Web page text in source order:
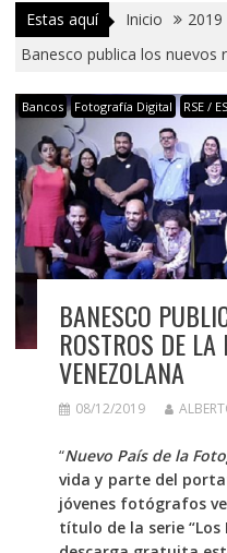
Estas aquí Inicio 2019
Banesco publica los
Bancos Fotografía Digital RSE /
BANESCO
ROSTROS DE LA
VENEZOLANA
08/12/2019
“Nuevo País de la
vida y parte del
jóvenes fotógrafos
título de la serie “Los